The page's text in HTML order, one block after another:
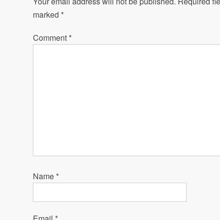
marked *
Comment *
Name *